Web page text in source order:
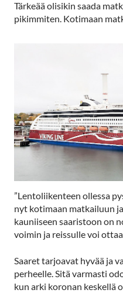
Tärkeää olisikin saada
pikimmiten. Kotimaan
”Lentoliikenteen ollessa
nyt kotimaan matkailuun
kauniiseen saaristoon on
voimin ja reissulle voi
Saaret tarjoavat hyvää ja
perheelle. Sitä varmasti
kun arki koronan keskellä